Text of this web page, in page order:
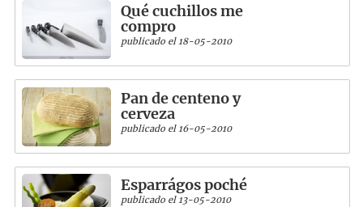
Qué cuchillos me
compro
publicado el 18-05-2010
Pan de centeno y
cerveza
publicado el 16-05-2010
Esparrágos poché
publicado el 13-05-2010